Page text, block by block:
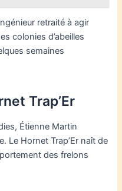
retraité à agir
colonies d’abeilles
semaines
Trap’Er
Étienne Martin
Le Hornet Trap’Er naît de
des frelons